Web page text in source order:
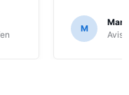
M
Avis